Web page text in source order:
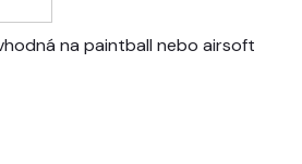
na paintball nebo airsoft